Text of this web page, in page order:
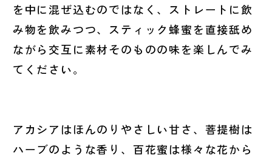
を中に混ぜ込むのではなく、ストレートに飲
み物を飲みつつ、スティック蜂蜜を直接舐め
ながら交互に素材そのものの味を楽しんでみ
てください。
アカシアはほんのりやさしい甘さ、菩提樹は
ハーブのような香り、百花蜜は様々な花から